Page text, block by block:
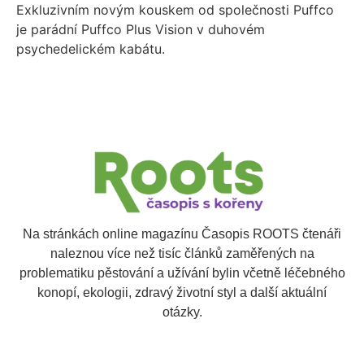
Exkluzivním novým kouskem od společnosti Puffco
je parádní Puffco Plus Vision v duhovém
psychedelickém kabátu.
Na stránkách online magazínu Časopis ROOTS čtenáři
naleznou více než tisíc článků zaměřených na
problematiku pěstování a užívání bylin včetně léčebného
konopí, ekologii, zdravý životní styl a další aktuální
otázky.